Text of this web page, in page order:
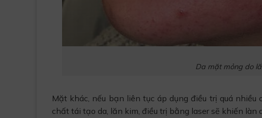
Da mặt mỏng do
Mặt khác, nếu bạn liên tục áp dụng điều trị quá
chất tái tạo da, lăn kim, điều trị bằng laser sẽ khiến làn